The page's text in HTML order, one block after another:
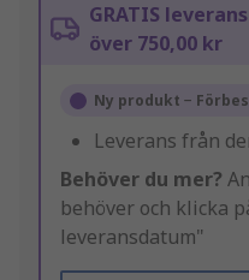
GRATIS
över 750,00 kr
Ny produkt −
Leverans från
Behöver du mer?
behöver och klicka
leveransdatum"